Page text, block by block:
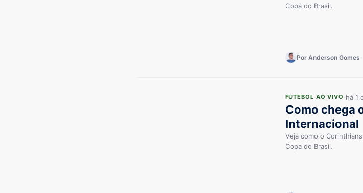
Copa do Brasil.
Por Anderson Gomes
FUTEBOL AO VIVO há 1
Como chega
Internacional
Veja como o
Copa do Brasil.